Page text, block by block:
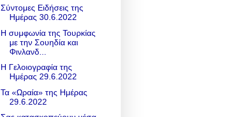
Σύντομες Ειδήσεις της
Ημέρας 30.6.2022
Η συμφωνία της Τουρκίας
με την Σουηδία και
Φινλανδ...
Η Γελοιογραφία της
Ημέρας 29.6.2022
Τα «Ωραία» της Ημέρας
29.6.2022